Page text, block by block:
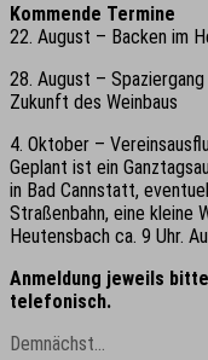
Kommende Termine
22. August – Backen im
28. August –
Zukunft des Weinbaus
4. Oktober –
Geplant ist ein
in Bad Cannstatt,
Straßenbahn, eine kleine
Heutensbach ca. 9 Uhr.
Anmeldung jeweils
telefonisch.
Demnächst…